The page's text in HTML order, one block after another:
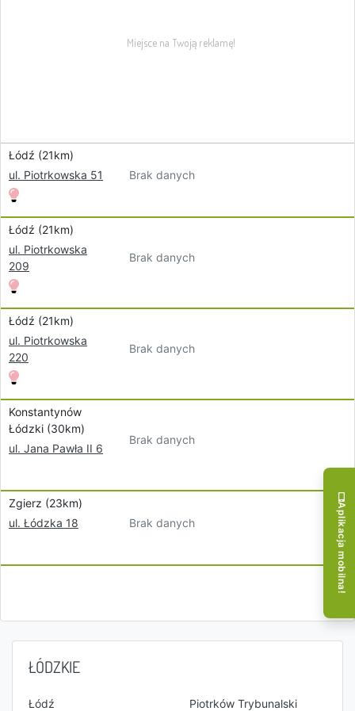
Łódź (21km)
ul. Piotrkowska 51
Brak danych
Łódź (21km)
ul. Piotrkowska
209
Brak danych
Łódź (21km)
ul. Piotrkowska
220
Brak danych
Konstantynów
Łódzki (30km)
ul. Jana Pawła II 6
Brak danych
Zgierz (23km)
ul. Łódzka 18
Brak danych
ŁÓDZKIE
Łódź
Piotrków Trybunalski
Aplikacja mobilna!